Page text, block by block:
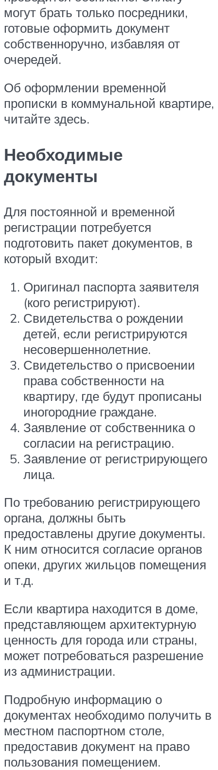
могут брать только посредники,
готовые оформить документ
собственноручно, избавляя от
очередей.
Об оформлении временной
прописки в коммунальной квартире,
читайте здесь.
Необходимые
документы
Для постоянной и временной
регистрации потребуется
подготовить пакет документов, в
который входит:
Оригинал паспорта заявителя
(кого регистрируют).
Свидетельства о рождении
детей, если регистрируются
несовершеннолетние.
Свидетельство о присвоении
права собственности на
квартиру, где будут прописаны
иногородние граждане.
Заявление от собственника о
согласии на регистрацию.
Заявление от регистрирующего
лица.
По требованию регистрирующего
органа, должны быть
предоставлены другие документы.
К ним относится согласие органов
опеки, других жильцов помещения
и т.д.
Если квартира находится в доме,
представляющем архитектурную
ценность для города или страны,
может потребоваться разрешение
из администрации.
Подробную информацию о
документах необходимо получить в
местном паспортном столе,
предоставив документ на право
пользования помещением.